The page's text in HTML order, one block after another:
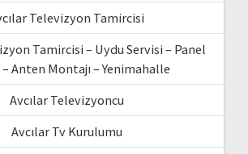
Televizyon Tamircisi
Tamircisi – Uydu Servisi – Panel
Anten Montajı – Yenimahalle
Avcılar Televizyoncu
Avcılar Tv Kurulumu